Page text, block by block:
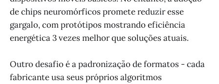
de chips neuromórficos promete reduzir esse
gargalo, com protótipos mostrando eficiência
energética 3 vezes melhor que soluções atuais.
Outro desafio é a padronização de formatos - cada
fabricante usa seus próprios algoritmos